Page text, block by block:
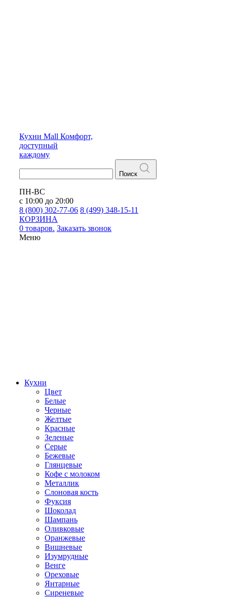
Кухни Mall Комфорт,
доступный
каждому
Поиск
ПН-ВС
с 10:00 до 20:00
8 (800) 302-77-06 8 (499) 348-15-11
КОРЗИНА
0 товаров. Заказать звонок
Меню
Кухни
Цвет
Белые
Черные
Желтые
Красные
Зеленые
Серые
Бежевые
Глянцевые
Кофе с молоком
Металлик
Слоновая кость
Фуксия
Шоколад
Шампань
Оливковые
Оранжевые
Вишневые
Изумрудные
Венге
Ореховые
Янтарные
Сиреневые